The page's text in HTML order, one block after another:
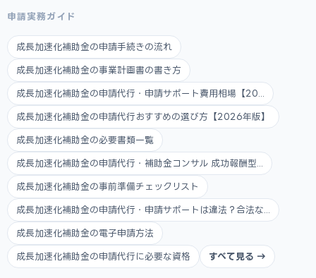
申請実務ガイド
成長加速化補助金の申請手続きの流れ
成長加速化補助金の事業計画書の書き方
成長加速化補助金の申請代行・申請サポート費用相場【20...
成長加速化補助金の申請代行おすすめの選び方【2026年版】
成長加速化補助金の必要書類一覧
成長加速化補助金の申請代行・補助金コンサル 成功報酬型...
成長加速化補助金の事前準備チェックリスト
成長加速化補助金の申請代行・申請サポートは違法？合法な...
成長加速化補助金の電子申請方法
成長加速化補助金の申請代行に必要な資格 すべて見る →